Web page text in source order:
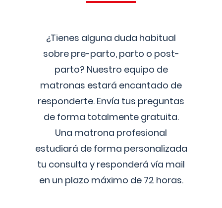
¿Tienes alguna duda habitual
sobre pre-parto, parto o post-
parto? Nuestro equipo de
matronas estará encantado de
responderte. Envía tus preguntas
de forma totalmente gratuita.
Una matrona profesional
estudiará de forma personalizada
tu consulta y responderá vía mail
en un plazo máximo de 72 horas.